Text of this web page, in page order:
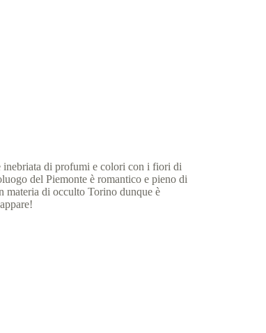
inebriata di profumi e colori con i fiori di
del Piemonte è romantico e pieno di
materia di occulto Torino dunque è